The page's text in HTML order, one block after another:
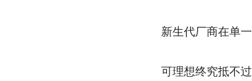
新生代厂商在单
可理想终究抵不